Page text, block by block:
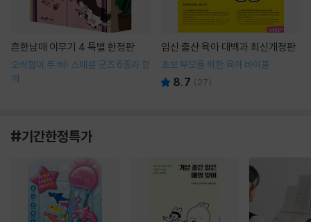
흔한남매 이무기 4 특별 한정판
오싹함이 두 배! 스페셜 굿즈 6종과 함
께
임신 출산 육아 대백과 최신개정판
초보 부모를 위한 육아 바이블
8.7 ( 27)
#기간한정특가